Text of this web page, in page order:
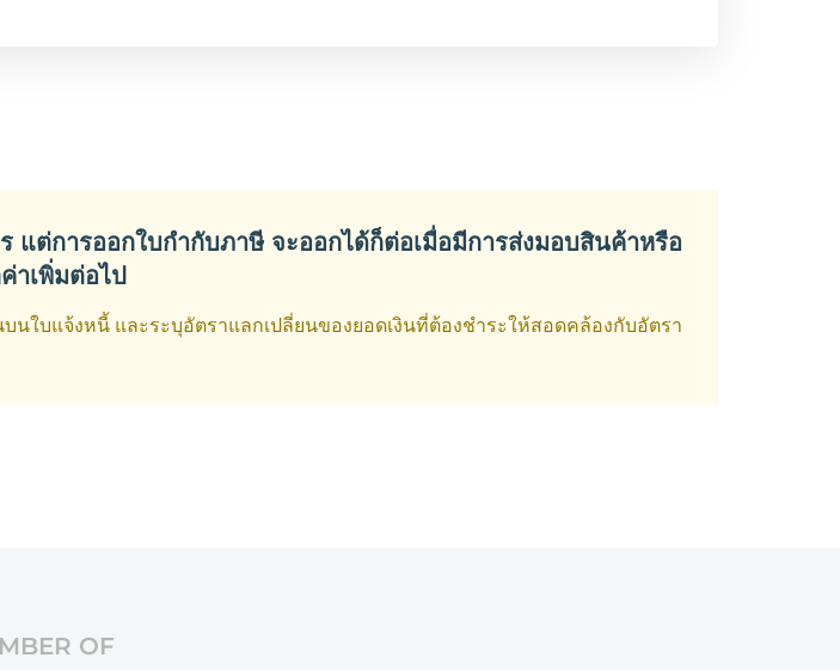
แต่การออกใบกำกับภาษี จะออกได้ก็ต่อเมื่อมีการส่งมอบสินค้าหรือ
าเพิ่มต่อไป
นใบแจ้งหนี้ และระบุอัตราแลกเปลี่ยนของยอดเงินที่ต้องชำระให้สอดคล้องกับอัตรา
OF